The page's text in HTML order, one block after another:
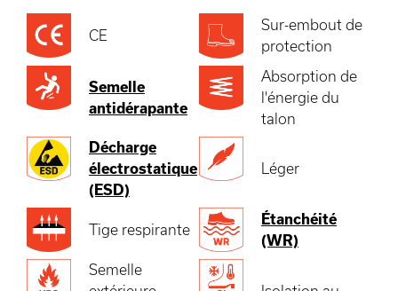
CE
Sur-embout de
protection
Semelle
antidérapante
Absorption de
l'énergie du
talon
Décharge
électrostatique
(ESD)
Léger
Tige respirante
Étanchéité
(WR)
Semelle